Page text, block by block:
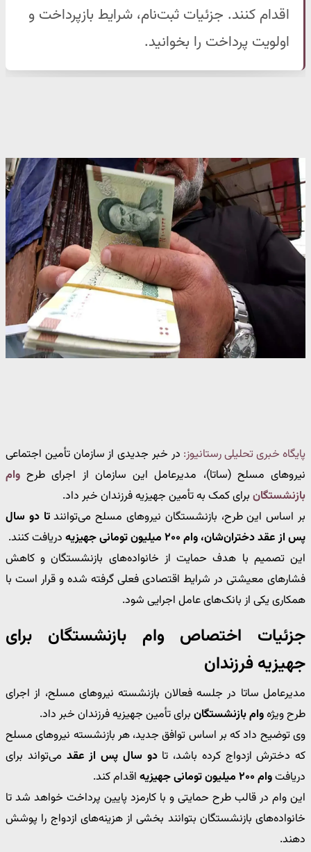
اقدام کنند. جزئیات ثبت‌نام، شرایط بازپرداخت و
اولویت پرداخت را بخوانید.
پایگاه خبری تحلیلی رستانیوز: در خبر جدیدی از سازمان تأمین اجتماعی
نیروهای مسلح (ساتا)، مدیرعامل این سازمان از اجرای طرح وام
بازنشستگان برای کمک به تأمین جهیزیه فرزندان خبر داد.
بر اساس این طرح، بازنشستگان نیروهای مسلح می‌توانندتا دو سال
پس از عقد دختران‌شان، وام ۲۰۰ میلیون تومانی جهیزیه
دریافت کنند.
این تصمیم با هدف حمایت از خانواده‌های بازنشستگان و کاهش
فشارهای معیشتی در شرایط اقتصادی فعلی گرفته شده و قرار است با
همکاری یکی از بانک‌های عامل اجرایی شود.
جزئیات اختصاص وام بازنشستگان برای
جهیزیه فرزندان
مدیرعامل ساتا در جلسه فعالان بازنشسته نیروهای مسلح، از اجرای
طرح ویژهوام بازنشستگان برای تأمین جهیزیه فرزندان خبر داد.
وی توضیح داد که بر اساس توافق جدید، هر بازنشسته نیروهای مسلح
که دخترش ازدواج کرده باشد، تادو سال پس از عقد می‌تواند برای
دریافتوام ۲۰۰ میلیون تومانی جهیزیه
اقدام کند.
این وام در قالب طرح حمایتی و با کارمزد پایین پرداخت خواهد شد تا
خانواده‌های بازنشستگان بتوانند بخشی از هزینه‌های ازدواج را پوشش
دهند.